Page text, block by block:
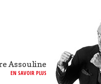
Assouline
EN SAVOIR PLUS